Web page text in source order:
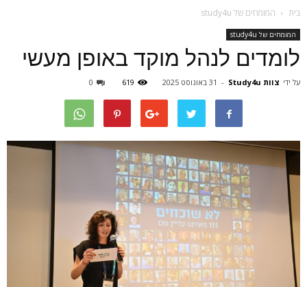
בית המומחים של study4u
המומחים של study4u
לומדים לנהל מוקד באופן מעשי
על ידי צוות Study4u - 31 באוגוסט 2025 619
0